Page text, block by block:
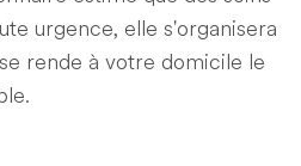
urgence, elle s'organisera
rende à votre domicile le